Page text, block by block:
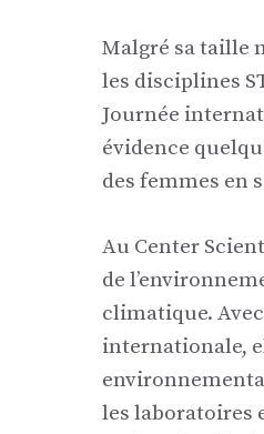
Malgré sa taille
les disciplines
Journée
évidence
des femmes en
Au Center
de
climatique.
internationale,
les laboratoires